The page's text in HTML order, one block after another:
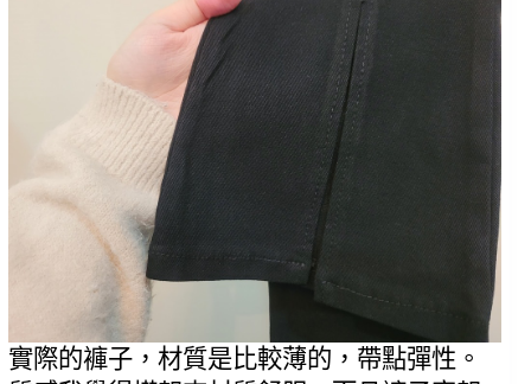
實際的褲子，材質是比較薄的，帶點彈性。